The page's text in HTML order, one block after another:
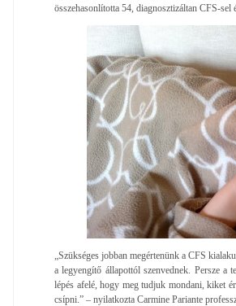
összehasonlította 54, diagnosztizáltan CFS-
„Szükséges jobban megértenünk a CFS
a legyengítő állapottól szenvednek. Persze a
lépés afelé, hogy meg tudjuk mondani, kiket
csípni.” – nyilatkozta Carmine Pariante